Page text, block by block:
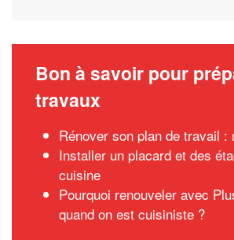
Bon à savoir pour
travaux
Rénover son plan de travail :
Installer un placard et des
cuisine
Pourquoi renouveler avec
quand on est cuisiniste ?